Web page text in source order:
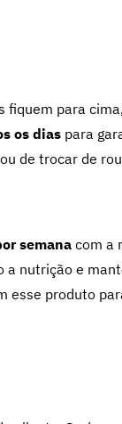
para
os dias para
de trocar de
semana com a
nutrição e
esse produto